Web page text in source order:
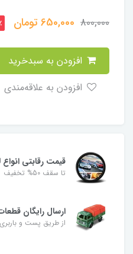
800,000
650,000تومان
قیمت رقابتی
تا سقف 50% تخفیف
ارسال رایگان
از طریق پست و